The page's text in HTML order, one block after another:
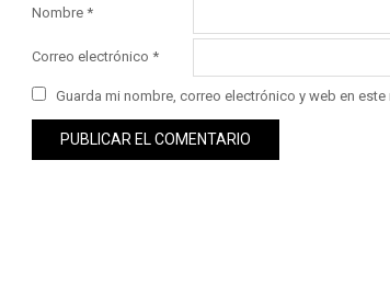
Nombre *
Correo electrónico *
Guarda mi nombre, correo electrónico y web en